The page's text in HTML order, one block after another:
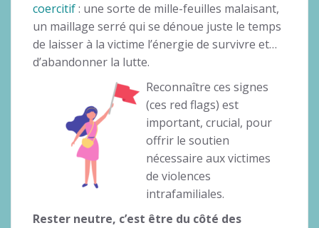
coercitif: une sorte de mille-feuilles malaisant,
un maillage serré qui se dénoue juste le temps
de laisser à la victime l’énergie de survivre et…
d’abandonner la lutte.
Reconnaître ces signes
(ces red flags) est
important, crucial, pour
offrir le soutien
nécessaire aux victimes
de violences
intrafamiliales.
Rester neutre, c’est être du côté des